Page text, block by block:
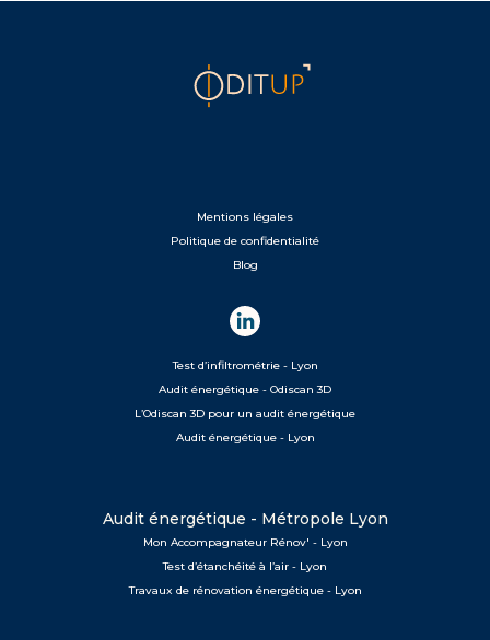
Mentions légales
Politique de confidentialité
Blog
Test d’infiltrométrie - Lyon
Audit énergétique - Odiscan 3D
L’Odiscan 3D pour un audit énergétique
Audit énergétique - Lyon
Audit énergétique - Métropole Lyon
Mon Accompagnateur Rénov' - Lyon
Test d’étanchéité à l’air - Lyon
Travaux de rénovation énergétique - Lyon